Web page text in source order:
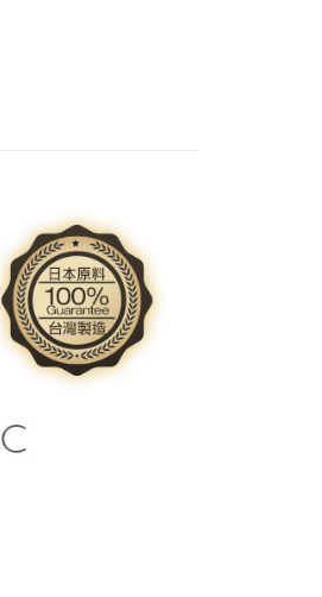
：
監護人之同意方可使用
損失，本公司不負相關責
號之用戶狀況，依本公司
之情形，本公司將視審查
。若發現惡意使用之情
使用額度並採取法律行